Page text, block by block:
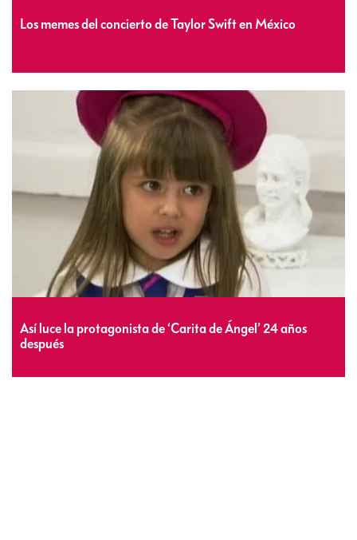
Los memes del concierto de Taylor Swift en México
Así luce la protagonista de ‘Carita de Ángel’ 24 años
después